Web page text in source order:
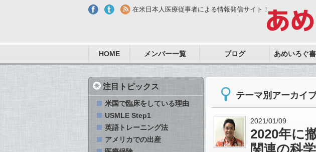
在米日本人医療従事者による情報発信サイト！
HOME メンバー一覧 ブログ あめいろぐ
テーマ別アーカイ
2021/01/09
2020年に
関連の科
注目トピックス
米国で臨床をしている理由
USMLE Step1
英語トレーニング法
アメリカでの出産